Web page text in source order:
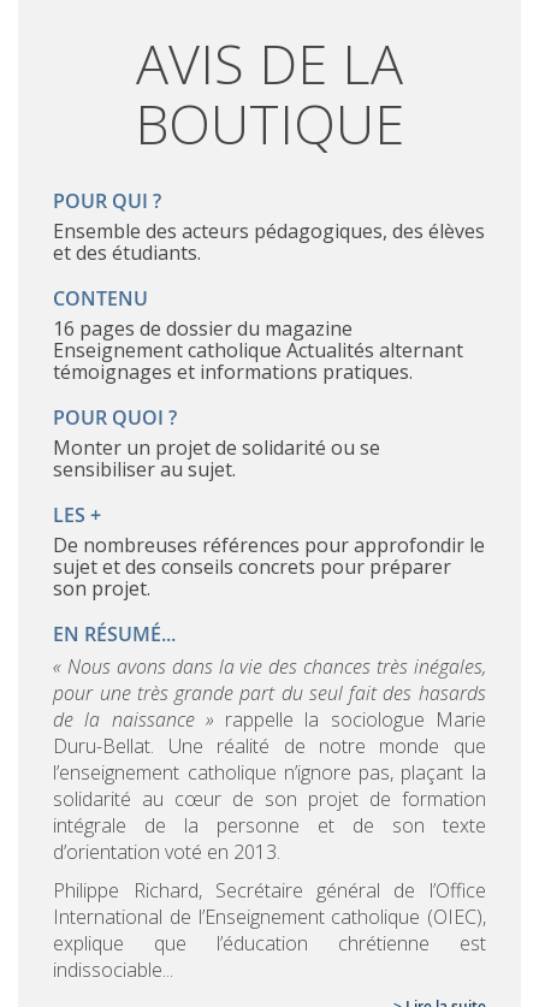
AVIS DE LA
BOUTIQUE
POUR QUI ?
ensemble des acteurs pédagogiques, des élèves
et des étudiants.
CONTENU
16 pages de dossier du magazine
Enseignement catholique Actualités alternant
témoignages et informations pratiques.
POUR QUOI ?
Monter un projet de solidarité ou se
sensibiliser au sujet.
LES +
de nombreuses références pour approfondir le
sujet et des conseils concrets pour préparer
son projet.
EN RÉSUMÉ...
« Nous avons dans la vie des chances très inégales,
pour une très grande part du seul fait des hasards
de la naissance » rappelle la sociologue Marie
Duru-Bellat. Une réalité de notre monde que
l’enseignement catholique n’ignore pas, plaçant la
solidarité au cœur de son projet de formation
intégrale de la personne et de son texte
d’orientation voté en 2013.
Philippe Richard, Secrétaire général de l’Office
International de l’Enseignement catholique (OIEC),
explique que l’éducation chrétienne est
indissociable...